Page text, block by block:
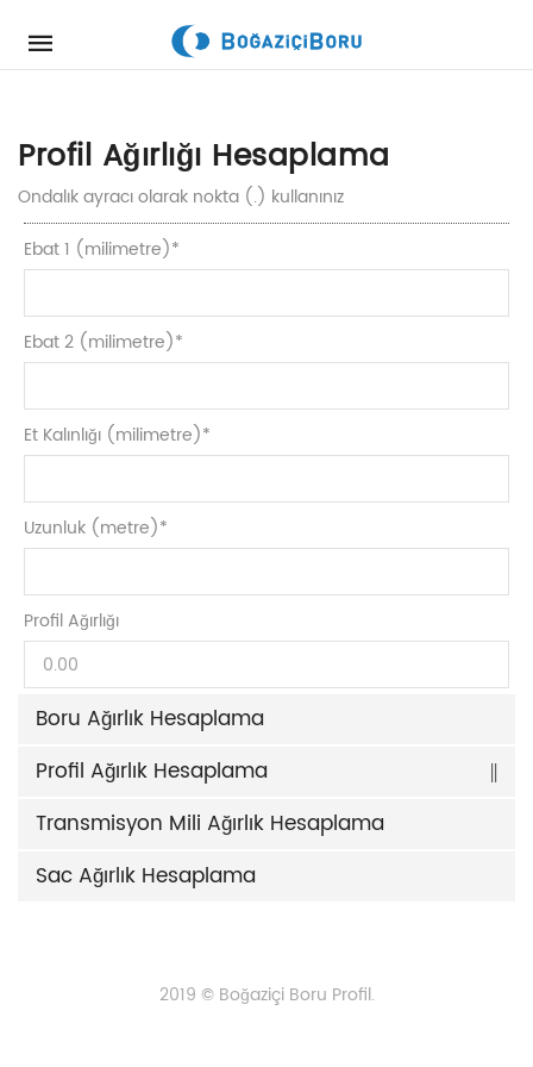
Mobile
Skip to content
Profil Ağırlığı Hesaplama
Ondalık ayracı olarak nokta (.) kullanınız
Ebat 1 (milimetre)*
Ebat 2 (milimetre)*
Et Kalınlığı (milimetre)*
Uzunluk (metre)*
Profil Ağırlığı
Boru Ağırlık Hesaplama
Profil Ağırlık Hesaplama
Transmisyon Mili Ağırlık Hesaplama
Sac Ağırlık Hesaplama
2019 © Boğaziçi Boru Profil.